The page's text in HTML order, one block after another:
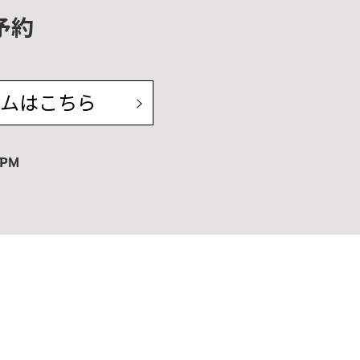
約
はこちら